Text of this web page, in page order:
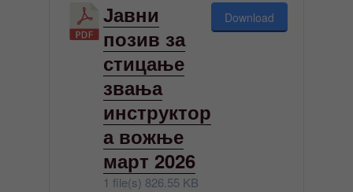
Јавни
позив за
стицање
звања
инструктор
а вожње
март 2026
1 file(s) 826.55 KB
Download